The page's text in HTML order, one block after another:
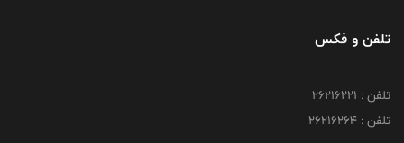
تلفن و فکس
تلفن : 26216221
تلفن : 26216264